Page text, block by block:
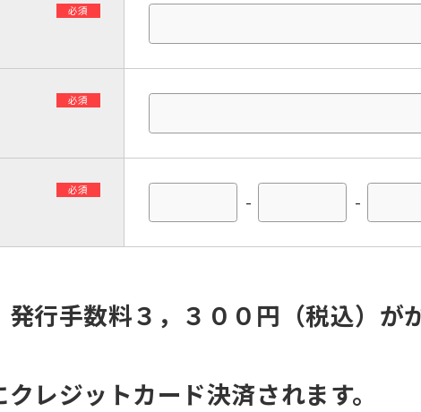
必須
必須
必須
- -
行手数料３，３００円（税込）が
レジットカード決済されます。